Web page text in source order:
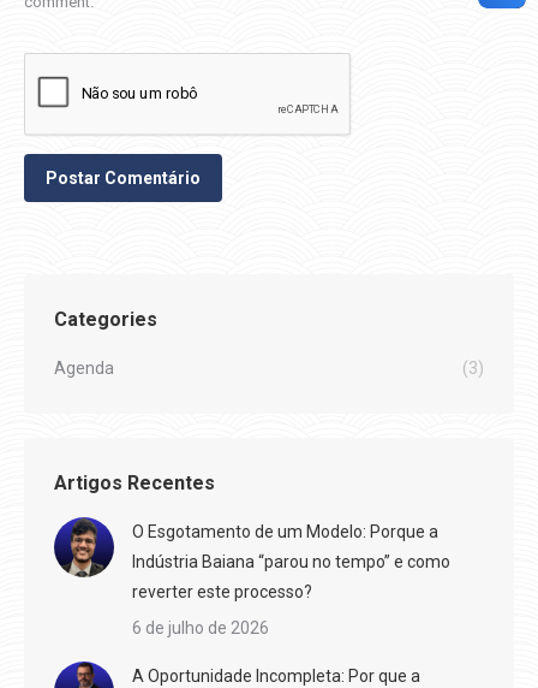
Postar Comentário
Categories
Agenda (3)
Artigos Recentes
O Esgotamento de um Modelo: Porque a
Indústria Baiana “parou no tempo” e como
reverter este processo?
6 de julho de 2026
A Oportunidade Incompleta: Por que a